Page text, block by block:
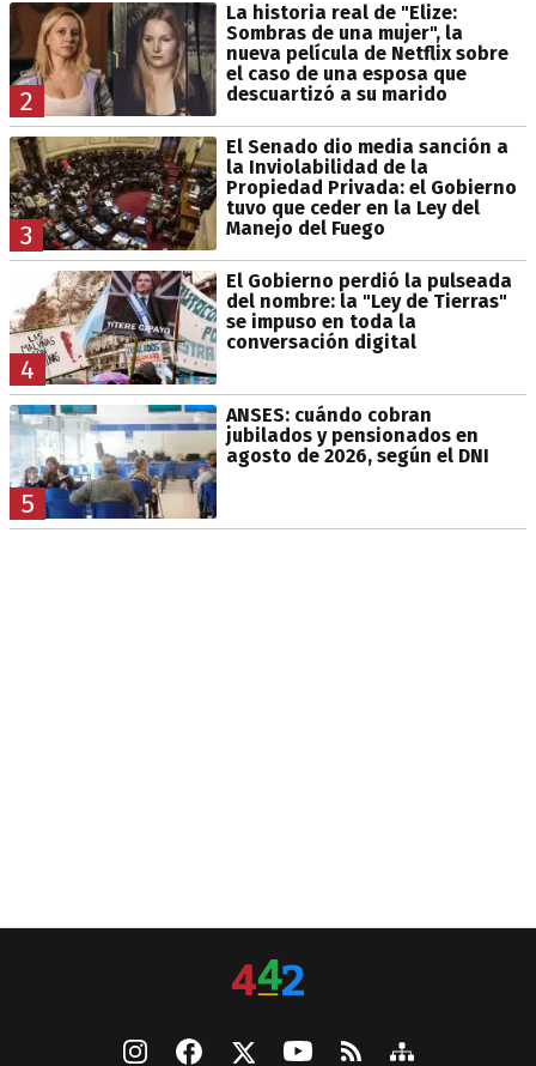
2
La historia real de "Elize:
Sombras de una mujer", la
nueva película de Netflix sobre
el caso de una esposa que
descuartizó a su marido
3
El Senado dio media sanción a
la Inviolabilidad de la
Propiedad Privada: el Gobierno
tuvo que ceder en la Ley del
Manejo del Fuego
4
El Gobierno perdió la pulseada
del nombre: la "Ley de Tierras"
se impuso en toda la
conversación digital
5
ANSES: cuándo cobran
jubilados y pensionados en
agosto de 2026, según el DNI